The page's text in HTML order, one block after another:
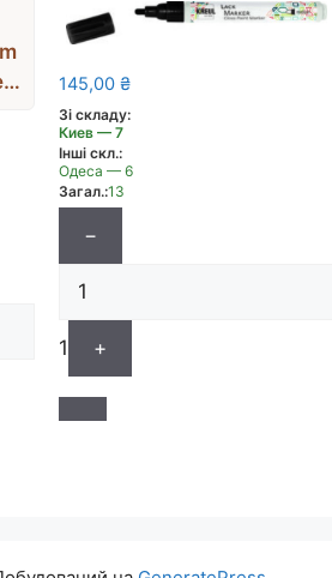
145,00₴
Зі складу:
Киев — 7
Інші скл.:
Одеса — 6
Загал.:13
−
1 +